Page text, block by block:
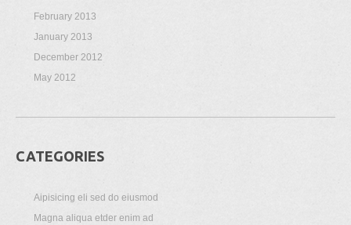
February 2013
January 2013
December 2012
May 2012
CATEGORIES
Aipisicing eli sed do eiusmod
Magna aliqua etder enim ad